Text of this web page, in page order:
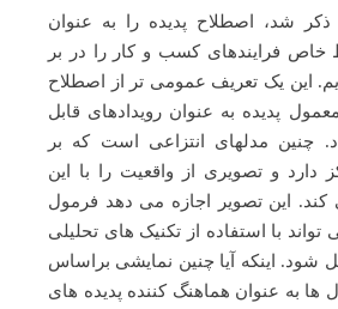
ذکر شد، اصطلاح پدیده را به عنوان
خاص فرایندهای کسب و کار را در بر
این یک تعریف عمومی تر از اصطلاح
پدیده به عنوان رویدادهای قابل
چنین مدلهای انتزاعی است که بر
دارد و تصویری از واقعیت را با این
این تصویر اجازه می دهد فرمول
با استفاده از تکنیک های تحلیلی
شود. اینکه آیا چنین نمایشی براساس
ها به عنوان هماهنگ کننده پدیده های